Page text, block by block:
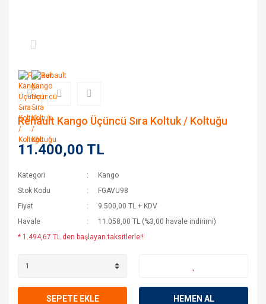
Renault Kango Üçüncü Sıra Koltuk / Koltuğu
11.400,00 TL
Kategori
Kango
Stok Kodu
FGAVU98
Fiyat
9.500,00 TL + KDV
Havale
11.058,00 TL (%3,00 havale indirimi)
* 1.494,67 TL den başlayan taksitlerle!!
SEPETE EKLE HEMEN AL